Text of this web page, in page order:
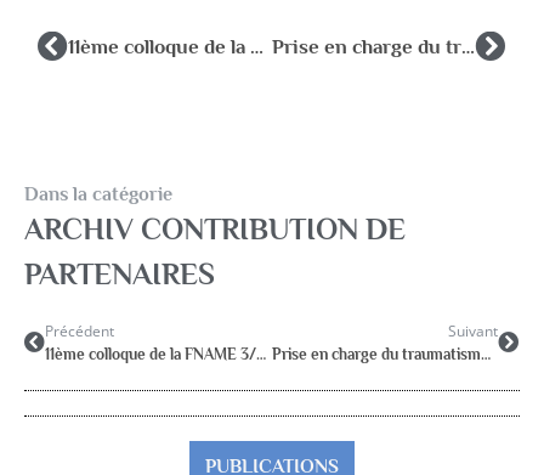
11ème colloque de la FNAME 3/4/5 octobre 2013 Prise en charge du traumatisme psychologique : de la théorie au traitement
Dans la catégorie
ARCHIV CONTRIBUTION DE
PARTENAIRES
Précédent
11ème colloque de la FNAME 3/4/5 octobre 2013
Suivant
Prise en charge du traumatisme psychologique : de la théorie au traitement
PUBLICATIONS